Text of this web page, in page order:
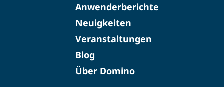
Anwenderberichte
Neuigkeiten
Veranstaltungen
Blog
Über Domino